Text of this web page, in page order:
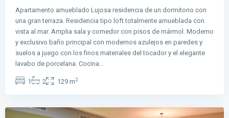
Apartamento amueblado Lujosa residencia de un dormitorio con
una gran terraza. Residencia tipo loft totalmente amueblada con
vista al mar. Amplia sala y comedor con pisos de mármol. Moderno
y exclusivo baño principal con modernos azulejos en paredes y
suelos a juego con los finos materiales del tocador y el elegante
lavabo de porcelana. Cocina…
1 2 129 m2
Balboa,
Avenida
Balboa
Ciudad
de
Panama